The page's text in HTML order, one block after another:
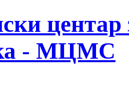
центар
- МЦМС